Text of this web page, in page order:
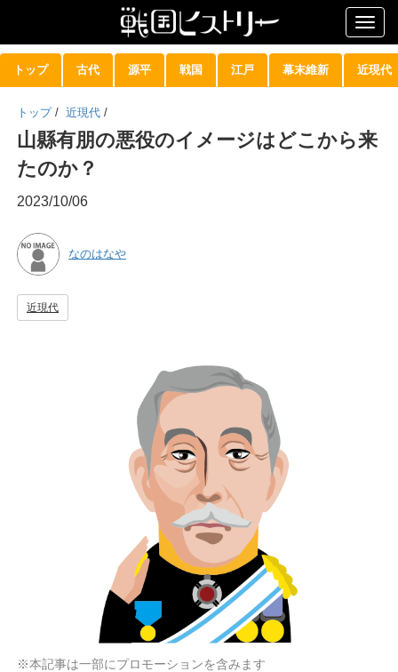
トップ 古代 源平 戦国 江戸 幕末維新 近現代
トップ / 近現代 /
山縣有朋の悪役のイメージはどこから来
たのか？
2023/10/06
なのはなや
近現代
※本記事は一部にプロモーションを含みます